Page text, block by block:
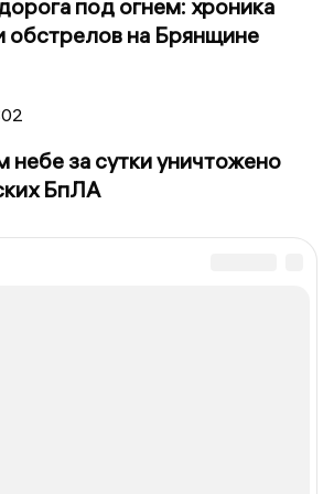
под огнем: хроника
обстрелов на Брянщине
небе за сутки уничтожено
БпЛА